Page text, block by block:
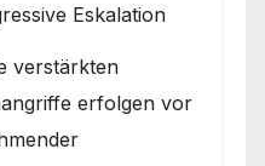
Eskalation
verstärkten
erfolgen vor